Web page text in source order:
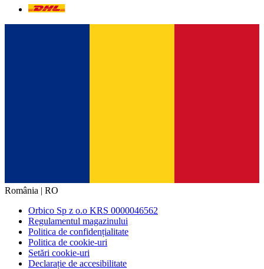
România | RO
Orbico Sp z o.o KRS 0000046562
Regulamentul magazinului
Politica de confidențialitate
Politica de cookie-uri
Setări cookie-uri
Declarație de accesibilitate